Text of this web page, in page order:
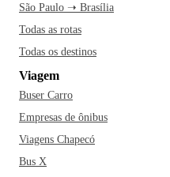
São Paulo ➝ Brasília
Todas as rotas
Todas os destinos
Viagem
Buser Carro
Empresas de ônibus
Viagens Chapecó
Bus X